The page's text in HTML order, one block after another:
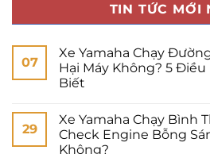
TIN TỨC MỚI
07
Xe Yamaha Chạy
Hại Máy Không? 5
Biết
29
Xe Yamaha Chạy Bình
Check Engine Bỗng
Không?